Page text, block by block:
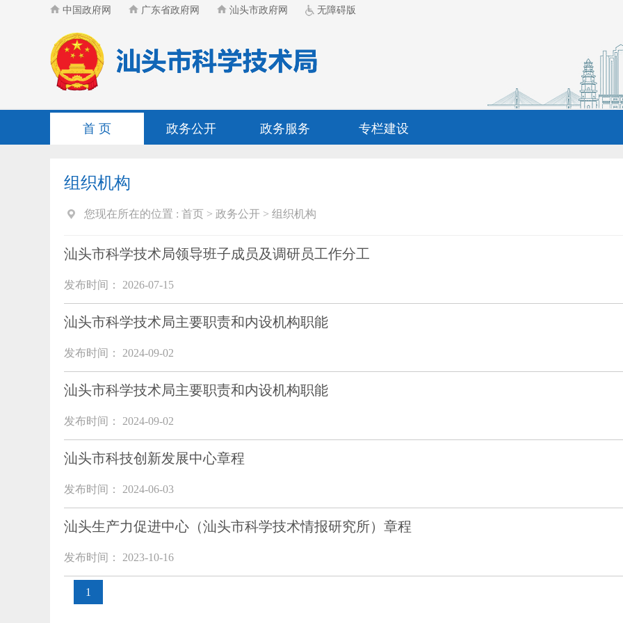
中国政府网 广东省政府网 汕头市政府网 无障碍版
首 页 政务公开 政务服务 专栏建设
组织机构
您现在所在的位置 : 首页 > 政务公开 > 组织机构
汕头市科学技术局领导班子成员及调研员工作分工
发布时间： 2026-07-15
汕头市科学技术局主要职责和内设机构职能
发布时间： 2024-09-02
汕头市科学技术局主要职责和内设机构职能
发布时间： 2024-09-02
汕头市科技创新发展中心章程
发布时间： 2024-06-03
汕头生产力促进中心（汕头市科学技术情报研究所）章程
发布时间： 2023-10-16
1